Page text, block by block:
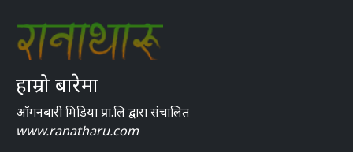
हाम्रो बारेमा
आँगनबारी मिडिया प्रा.लि द्वारा संचालित
www.ranatharu.com